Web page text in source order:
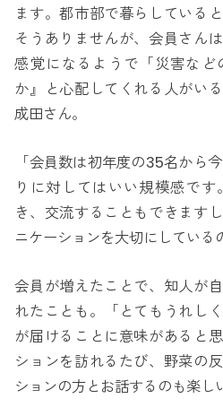
ます。都市部で暮らしている
そうありませんが、会員さん
感覚になるようで「災害な
か』と心配してくれる人がい
成田さん。
「会員数は初年度の35名から
りに対してはいい規模感で
き、交流することもできます
ニケーションを大切にしている
会員が増えたことで、知人が
れたことも。「とてもうれし
が届けることに意味があると
ションを訪れるたび、野菜の
ションの方とお話するのも楽し